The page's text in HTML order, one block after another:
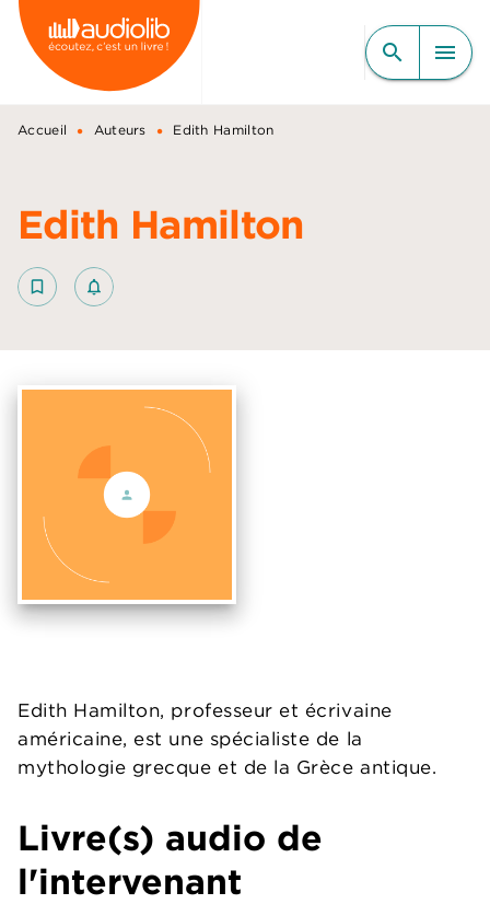
MENU RECHERCHE
CONTENU
PIED DE PAGE
search menu
Accueil • Auteurs • Edith Hamilton
Edith Hamilton
bookmark_border notifications_none_outlined
Edith Hamilton, professeur et écrivaine
américaine, est une spécialiste de la
mythologie grecque et de la Grèce antique.
Livre(s) audio de
l'intervenant